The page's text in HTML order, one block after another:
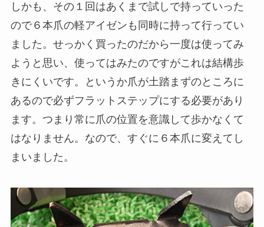
しかも、その１回はあくまで試しで持っていった
ので６本爪の軽アイゼンも同時に持って行ってい
ました。せっかく買ったのだから一度は使ってみ
ようと思い、使ってはみたのですがこれは結構歩
きにくいです。というか爪が土踏まずのところに
あるので必ずフラットステップにする必要があり
ます。つまり常に爪の位置を意識して歩かなくて
はなりません。なので、すぐに６本爪に変えてし
まいました。